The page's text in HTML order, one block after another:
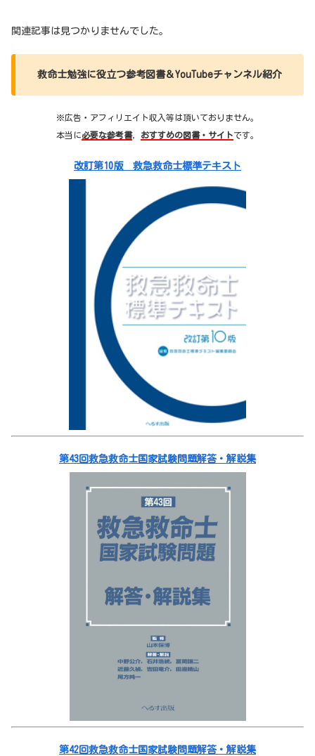
関連記事は見つかりませんでした。
救命士勉強に役立つ参考図書＆YouTubeチャンネル紹介
※広告・アフィリエイト収入等は頂いておりません。
本当に必要な参考書， おすすめの図書・サイトです。
改訂第10版 救急救命士標準テキスト
第43回救急救命士国家試験問題解答・解説集
第42回救急救命士国家試験問題解答・解説集